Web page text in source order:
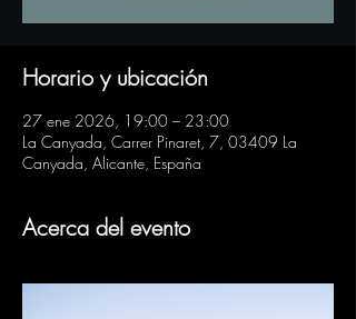
Horario y ubicación
27 ene 2026, 19:00 – 23:00
La Canyada, Carrer Pinaret, 7, 03409 La
Canyada, Alicante, España
Acerca del evento